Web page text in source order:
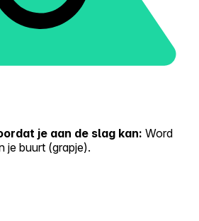
je aan de slag kan: Word
je buurt (grapje).